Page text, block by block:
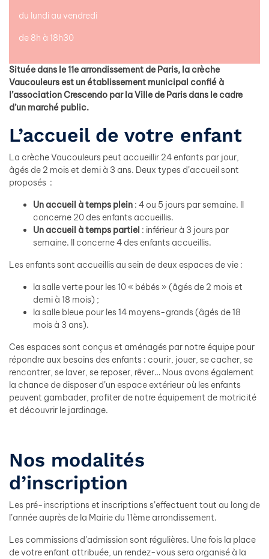
Située dans le 11e arrondissement de Paris, la crèche
Vaucouleurs est un établissement municipal confié à
l’association Crescendo par la Ville de Paris dans le cadre
d’un marché public.
L’accueil de votre enfant
La crèche Vaucouleurs peut accueillir 24 enfants par jour,
âgés de 2 mois et demi à 3 ans. Deux types d’accueil sont
proposés :
Un accueil à temps plein : 4 ou 5 jours par semaine. Il
concerne 20 des enfants accueillis.
Un accueil à temps partiel : inférieur à 3 jours par
semaine. Il concerne 4 des enfants accueillis.
Les enfants sont accueillis au sein de deux espaces de vie :
la salle verte pour les 10 « bébés » (âgés de 2 mois et
demi à 18 mois) ;
la salle bleue pour les 14 moyens-grands (âgés de 18
mois à 3 ans).
Ces espaces sont conçus et aménagés par notre équipe pour
répondre aux besoins des enfants : courir, jouer, se cacher, se
rencontrer, se laver, se reposer, rêver… Nous avons également
la chance de disposer d’un espace extérieur où les enfants
peuvent gambader, profiter de notre équipement de motricité
et découvrir le jardinage.
Nos modalités
d’inscription
Les pré-inscriptions et inscriptions s’effectuent tout au long de
l’année auprès de la Mairie du 11ème arrondissement.
Les commissions d’admission sont régulières. Une fois la place
de votre enfant attribuée, un rendez-vous sera organisé à la
du lundi au vendredi
de 8h à 18h30